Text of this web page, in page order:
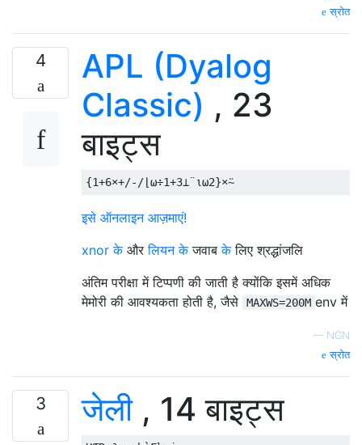
स्रोत
4
APL (Dyalog
Classic) , 23
बाइट्स
{1+6×+/-/⌊⍵÷1+3⊥¨⍳⍵2}×⍨
इसे ऑनलाइन आज़माएं!
xnor केऔरलियनकेजवाबकेलिए श्रद्धांजलि
अंतिम परीक्षा में टिप्पणी की जाती है क्योंकि इसमें अधिक
मेमोरी की आवश्यकता होती है, जैसे
MAXWS=200M env में
— NGN
स्रोत
3 जेली, 14 बाइट्स